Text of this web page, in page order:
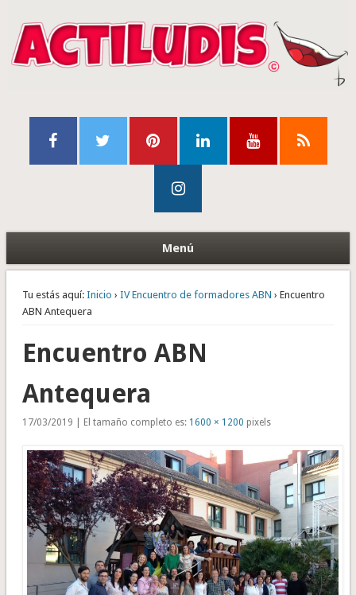
Menú
Tu estás aquí: Inicio › IV Encuentro de formadores ABN › Encuentro
ABN Antequera
Encuentro ABN
Antequera
17/03/2019 | El tamaño completo es: 1600 × 1200 pixels